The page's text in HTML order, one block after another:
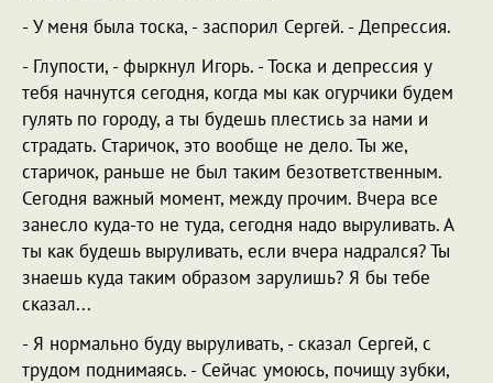
- У меня была тоска, - заспорил Сергей. - Депрессия.
- Глупости, - фыркнул Игорь. - Тоска и депрессия у
тебя начнутся сегодня, когда мы как огурчики будем
гулять по городу, а ты будешь плестись за нами и
страдать. Старичок, это вообще не дело. Ты же,
старичок, раньше не был таким безответственным.
Сегодня важный момент, между прочим. Вчера все
занесло куда-то не туда, сегодня надо выруливать. А
ты как будешь выруливать, если вчера надрался? Ты
знаешь куда таким образом зарулишь? Я бы тебе
сказал...
- Я нормально буду выруливать, - сказал Сергей, с
трудом поднимаясь. - Сейчас умоюсь, почищу зубки,